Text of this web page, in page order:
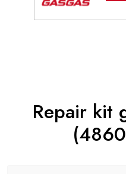
Repair kit